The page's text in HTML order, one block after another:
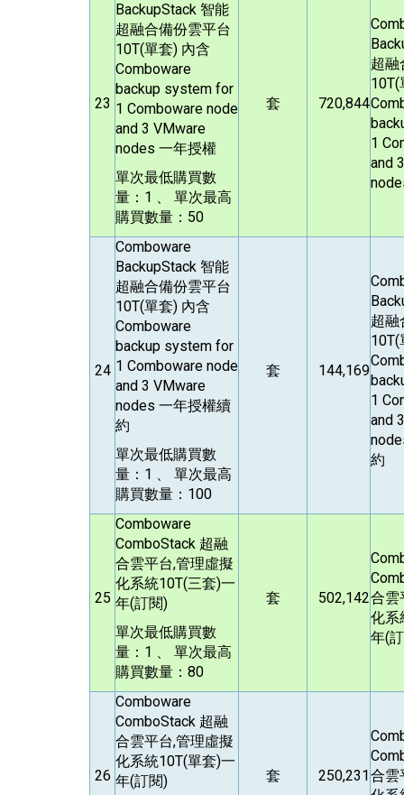
23
BackupStack 智能
超融合備份雲平台
10T(單套) 內含
Comboware
backup system for
1 Comboware node
and 3 VMware
nodes 一年授權
單次最低購買數
量：1 、 單次最高
購買數量：50
套 720,844
超融
10T(
1
and
24
Comboware
BackupStack 智能
超融合備份雲平台
10T(單套) 內含
Comboware
backup system for
1 Comboware node
and 3 VMware
nodes 一年授權續
約
單次最低購買數
量：1 、 單次最高
購買數量：100
套 144,169
超融
10T(
1
and
約
25
Comboware
ComboStack 超融
合雲平台,管理虛擬
化系統10T(三套)一
年(訂閱)
單次最低購買數
量：1 、 單次最高
購買數量：80
套 502,142合雲
化系
年(
26
Comboware
ComboStack 超融
合雲平台,管理虛擬
化系統10T(單套)一
年(訂閱)
套 250,231 合雲